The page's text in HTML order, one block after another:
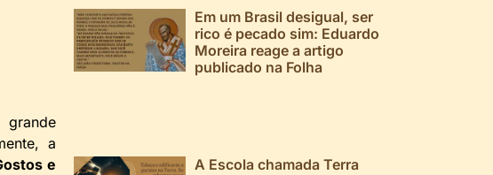
a
e
Em um Brasil desigual, ser
rico é pecado sim: Eduardo
Moreira reage a artigo
publicado na Folha
A Escola chamada Terra